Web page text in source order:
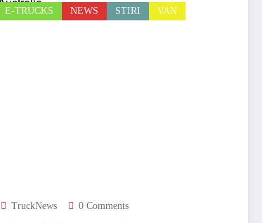
E-TRUCKS NEWS STIRI VAN
TruckNews 0 Comments